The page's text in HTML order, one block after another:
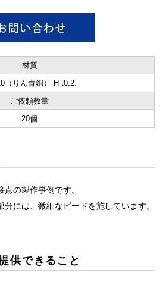
材質
（りん青銅） H t0.2.
ご依頼数量
20個
の製作事例です。
には、微細なビードを施しています。
供できること